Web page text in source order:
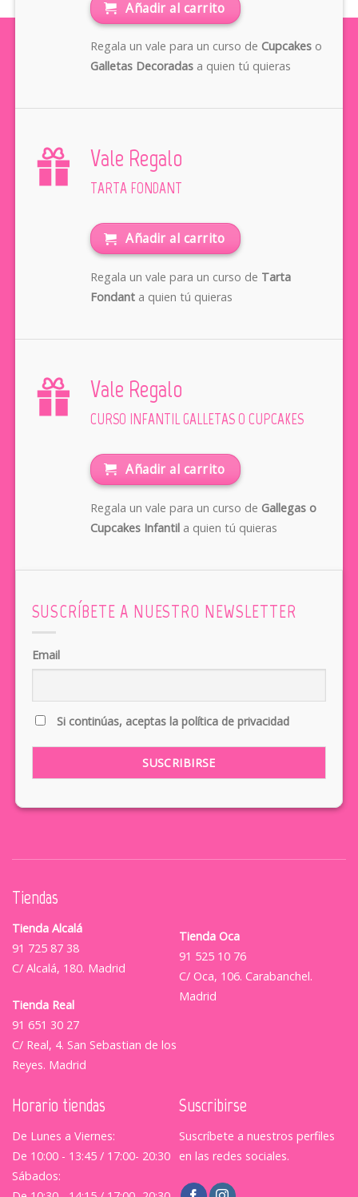
Añadir al carrito
Regala un vale para un curso de Cupcakeso
Galletas Decoradasa quien tú quieras
Vale Regalo
TARTA FONDANT
Añadir al carrito
Regala un vale para un curso de Tarta
Fondanta quien tú quieras
Vale Regalo
CURSO INFANTIL GALLETAS O CUPCAKES
Añadir al carrito
Regala un vale para un curso de Gallegas o
Cupcakes Infantila quien tú quieras
SUSCRÍBETE A NUESTRO NEWSLETTER
Email
Si continúas, aceptas la política de privacidad
Tiendas
Tienda Alcalá
91 725 87 38
C/ Alcalá, 180. Madrid
Tienda Real
91 651 30 27
C/ Real, 4. San Sebastian de los
Reyes. Madrid
Tienda Oca
91 525 10 76
C/ Oca, 106. Carabanchel.
Madrid
Horario tiendas
De Lunes a Viernes:
De 10:00 - 13:45 / 17:00- 20:30
Sábados:
Suscribirse
Suscríbete a nuestros perfiles
en las redes sociales.